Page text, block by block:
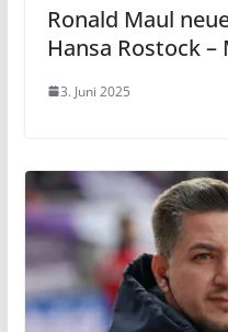
Ronald Maul
Hansa Rostock
3. Juni 2025